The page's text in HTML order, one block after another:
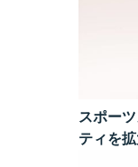
スポー
ティを